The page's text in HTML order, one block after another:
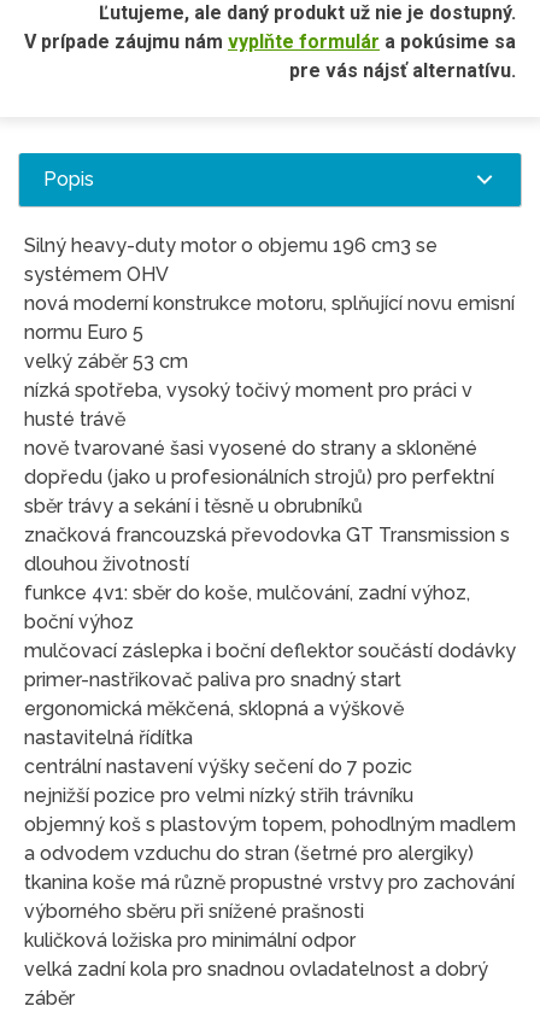
Ľutujeme, ale daný produkt už nie je dostupný.
V prípade záujmu nám vyplňte formulár a pokúsime sa
pre vás nájsť alternatívu.
Popis
Silný heavy-duty motor o objemu 196 cm3 se
systémem OHV
nová moderní konstrukce motoru, splňující novu emisní
normu Euro 5
velký záběr 53 cm
nízká spotřeba, vysoký točivý moment pro práci v
husté trávě
nově tvarované šasi vyosené do strany a skloněné
dopředu (jako u profesionálních strojů) pro perfektní
sběr trávy a sekání i těsně u obrubníků
značková francouzská převodovka GT Transmission s
dlouhou životností
funkce 4v1: sběr do koše, mulčování, zadní výhoz,
boční výhoz
mulčovací záslepka i boční deflektor součástí dodávky
primer-nastřikovač paliva pro snadný start
ergonomická měkčená, sklopná a výškově
nastavitelná řídítka
centrální nastavení výšky sečení do 7 pozic
nejnižší pozice pro velmi nízký střih trávníku
objemný koš s plastovým topem, pohodlným madlem
a odvodem vzduchu do stran (šetrné pro alergiky)
tkanina koše má různě propustné vrstvy pro zachování
výborného sběru při snížené prašnosti
kuličková ložiska pro minimální odpor
velká zadní kola pro snadnou ovladatelnost a dobrý
záběr